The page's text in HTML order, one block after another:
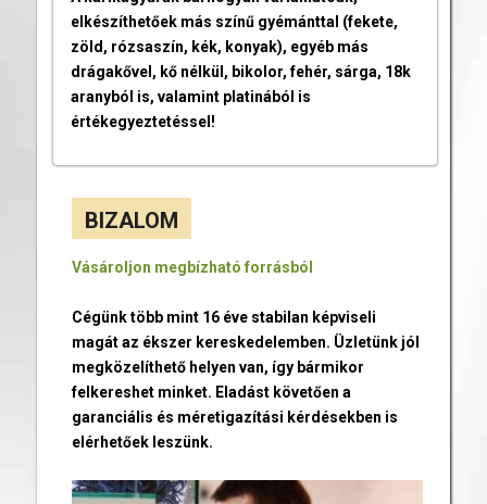
elkészíthetőek más színű gyémánttal (fekete,
zöld, rózsaszín, kék, konyak), egyéb más
drágakővel, kő nélkül, bikolor, fehér, sárga, 18k
aranyból is, valamint platinából is
értékegyeztetéssel!
BIZALOM
Vásároljon megbízható forrásból
Cégünk több mint 16 éve stabilan képviseli
magát az ékszer kereskedelemben. Üzletünk jól
megközelíthető helyen van, így bármikor
felkereshet minket. Eladást követően a
garanciális és méretigazítási kérdésekben is
elérhetőek leszünk.